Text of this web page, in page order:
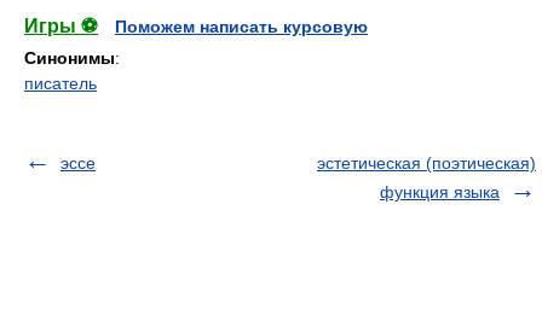
Игры ⚽
Поможем написать курсовую
Синонимы:
писатель
эссе
эстетическая (поэтическая)
функция языка